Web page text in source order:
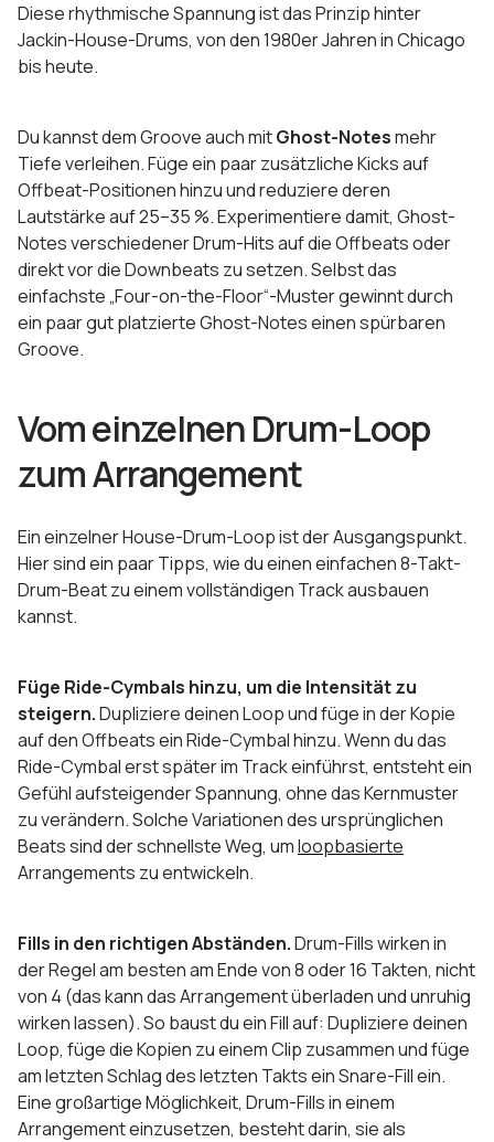
Diese rhythmische Spannung ist das Prinzip hinter
Jackin-House-Drums, von den 1980er Jahren in Chicago
bis heute.
Du kannst dem Groove auch mitGhost-Notesmehr
Tiefe verleihen. Füge ein paar zusätzliche Kicks auf
Offbeat-Positionen hinzu und reduziere deren
Lautstärke auf 25–35 %. Experimentiere damit, Ghost-
Notes verschiedener Drum-Hits auf die Offbeats oder
direkt vor die Downbeats zu setzen. Selbst das
einfachste „Four-on-the-Floor“-Muster gewinnt durch
ein paar gut platzierte Ghost-Notes einen spürbaren
Groove.
Vom einzelnen Drum-Loop
zum Arrangement
Ein einzelner House-Drum-Loop ist der Ausgangspunkt.
Hier sind ein paar Tipps, wie du einen einfachen 8-Takt-
Drum-Beat zu einem vollständigen Track ausbauen
kannst.
Füge Ride-Cymbals hinzu, um die Intensität zu
steigern.Dupliziere deinen Loop und füge in der Kopie
auf den Offbeats ein Ride-Cymbal hinzu. Wenn du das
Ride-Cymbal erst später im Track einführst, entsteht ein
Gefühl aufsteigender Spannung, ohne das Kernmuster
zu verändern. Solche Variationen des ursprünglichen
Beats sind der schnellste Weg, umloopbasierte
Arrangements zu entwickeln.
Fills in den richtigen Abständen.Drum-Fills wirken in
der Regel am besten am Ende von 8 oder 16 Takten, nicht
von 4 (das kann das Arrangement überladen und unruhig
wirken lassen). So baust du ein Fill auf: Dupliziere deinen
Loop, füge die Kopien zu einem Clip zusammen und füge
am letzten Schlag des letzten Takts ein Snare-Fill ein.
Eine großartige Möglichkeit, Drum-Fills in einem
Arrangement einzusetzen, besteht darin, sie als